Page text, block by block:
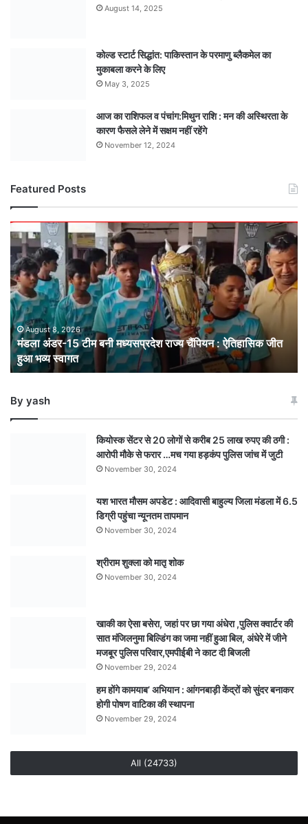
August 14, 2025
कोल्ड स्टार्ट सिद्धांत: पाकिस्तान के परमाणु ब्लैकमेल का
मुकाबला करने के लिए
May 3, 2025
आज का राशिफल व पंचांग:मिथुन राशि : मन की अस्थिरता के
कारण फैसले लेने में सक्षम नहीं रहेंगे
November 12, 2024
Featured Posts
मंडला
अंडर-15
टीम
बनी
मध्यसप्रदेश
राज्य
चैंपियन
: ऐतिहासिक
जीत
हुआ
भव्य
August 8, 2026
मंडला अंडर-15 टीम बनी मध्यसप्रदेश राज्य चैंपियन : ऐतिहासिक जीत
हुआ भव्य स्वागत
By yash
कियोस्क सेंटर से 20 लोगों से करीब 25 लाख रुपए की ठगी :
आरोपी मौके से फरार …मच गया हड़कंप पुलिस जांच में जुटी
November 30, 2024
यश भारत मौसम अपडेट : आदिवासी बाहुल्य जिला मंडला में 6.5
डिग्री पहुंचा न्यूनतम तापमान
November 30, 2024
श्रीराम शुक्ला को मातृ शोक
November 30, 2024
खाकी का ऐसा बसेरा, जहां पर छा गया अंधेरा ,पुलिस क्वार्टर की
सात मंजिलनुमा बिल्डिंग का जमा नहीं हुआ बिल, अंधेरे में जीने
मजबूर पुलिस परिवार,एमपीईबी ने काट दी बिजली
November 29, 2024
हम होंगे कामयाब’ अभियान : आंगनबाड़ी केंद्रों को सुंदर बनाकर
होगी पोषण वाटिका की स्थापना
November 29, 2024
All (24733)